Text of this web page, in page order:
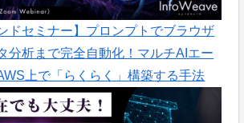
ドセミナー】プロンプトでブラウザ
分析まで完全自動化！マルチAIエー
上で「らくらく」構築する手法